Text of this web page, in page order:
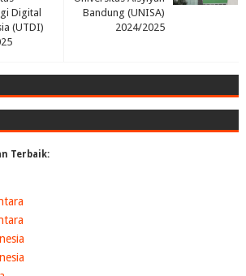
Bandung (UNISA)
2024/2025
Digital
(UTDI)
Terbaik: